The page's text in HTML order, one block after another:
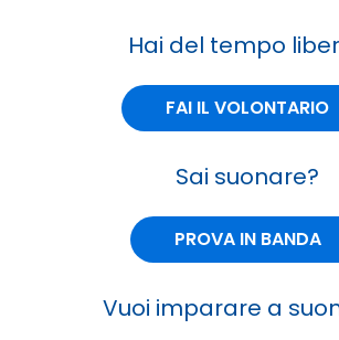
Hai del tempo
FAI IL VOLONTARIO
Sai suonare?
PROVA IN BANDA
Vuoi imparare a